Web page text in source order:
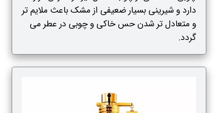
دارد و شیرینی بسیار ضعیفی از مشک باعث ملایم تر
و متعادل تر شدن حس خاکی و چوبی در عطر می
گردد.